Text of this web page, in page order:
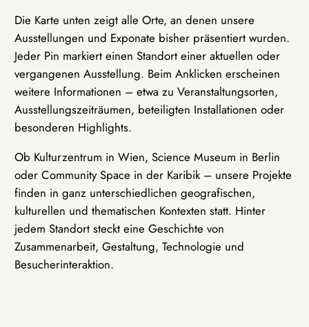
Die Karte unten zeigt alle Orte, an denen unsere
Ausstellungen und Exponate bisher präsentiert wurden.
Jeder Pin markiert einen Standort einer aktuellen oder
vergangenen Ausstellung. Beim Anklicken erscheinen
weitere Informationen – etwa zu Veranstaltungsorten,
Ausstellungszeiträumen, beteiligten Installationen oder
besonderen Highlights.
Ob Kulturzentrum in Wien, Science Museum in Berlin
oder Community Space in der Karibik – unsere Projekte
finden in ganz unterschiedlichen geografischen,
kulturellen und thematischen Kontexten statt. Hinter
jedem Standort steckt eine Geschichte von
Zusammenarbeit, Gestaltung, Technologie und
Besucherinteraktion.